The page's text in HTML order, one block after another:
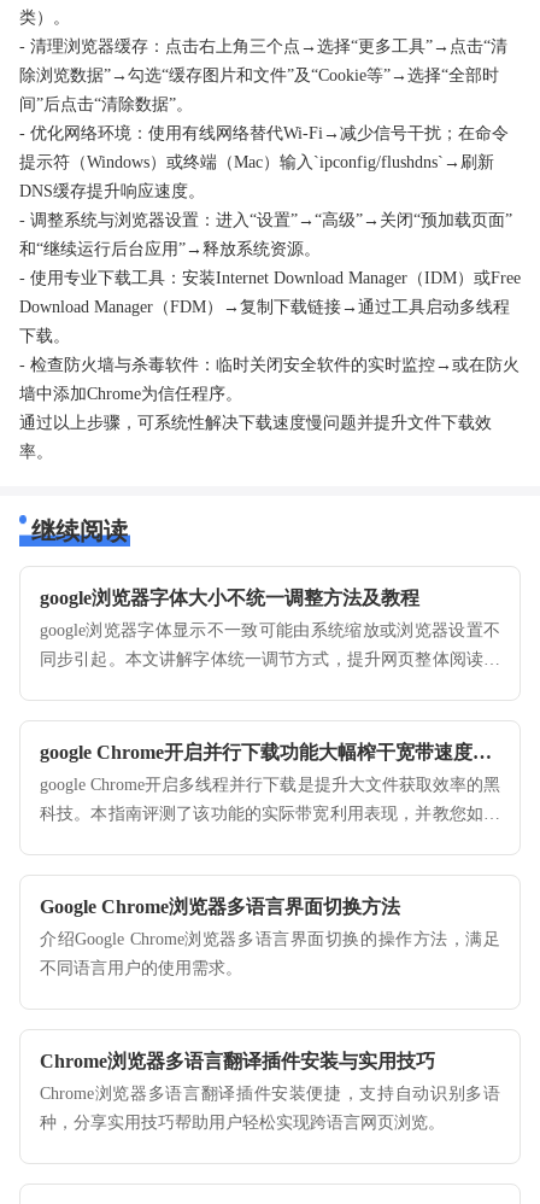
类）。
- 清理浏览器缓存：点击右上角三个点→选择“更多工具”→点击“清
除浏览数据”→勾选“缓存图片和文件”及“Cookie等”→选择“全部时
间”后点击“清除数据”。
- 优化网络环境：使用有线网络替代Wi-Fi→减少信号干扰；在命令
提示符（Windows）或终端（Mac）输入`ipconfig/flushdns`→刷新
DNS缓存提升响应速度。
- 调整系统与浏览器设置：进入“设置”→“高级”→关闭“预加载页面”
和“继续运行后台应用”→释放系统资源。
- 使用专业下载工具：安装Internet Download Manager（IDM）或Free
Download Manager（FDM）→复制下载链接→通过工具启动多线程
下载。
- 检查防火墙与杀毒软件：临时关闭安全软件的实时监控→或在防火
墙中添加Chrome为信任程序。
通过以上步骤，可系统性解决下载速度慢问题并提升文件下载效
率。
继续阅读
google浏览器字体大小不统一调整方法及教程
google浏览器字体显示不一致可能由系统缩放或浏览器设置不
同步引起。本文讲解字体统一调节方式，提升网页整体阅读体
google Chrome开启并行下载功能大幅榨干宽带速度评测分析
google Chrome开启多线程并行下载是提升大文件获取效率的黑
科技。本指南评测了该功能的实际带宽利用表现，并教您如何
Google Chrome浏览器多语言界面切换方法
介绍Google Chrome浏览器多语言界面切换的操作方法，满足
不同语言用户的使用需求。
Chrome浏览器多语言翻译插件安装与实用技巧
Chrome浏览器多语言翻译插件安装便捷，支持自动识别多语
种，分享实用技巧帮助用户轻松实现跨语言网页浏览。